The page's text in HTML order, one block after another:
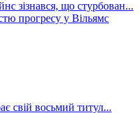
прогресу у Вільямс